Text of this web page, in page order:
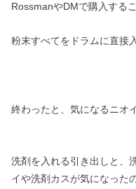
RossmanやDMで購入する
粉末すべてをドラムに直接
終わったと、気になるニオ
洗剤を入れる引き出しと、
イや洗剤カスが気になった